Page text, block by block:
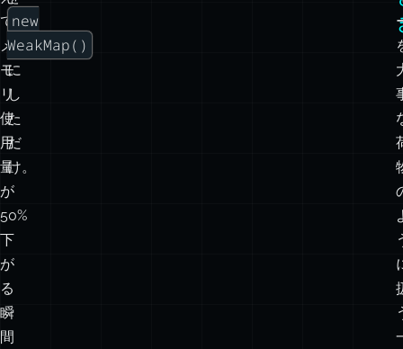
を
1
行
変
え
て
メ
モ
リ
使
用
量
が
50%
1
行：
new
Map()
を
new
WeakMap()
に
し
た
だ
け。
いないデータに何が起きるのか――を理解する必要がある。